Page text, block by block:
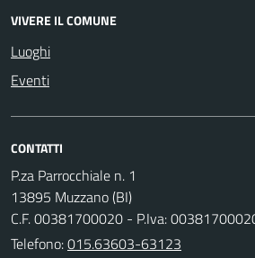
VIVERE IL COMUNE
Luoghi
Eventi
CONTATTI
P.za Parrocchiale n. 1
13895 Muzzano (BI)
C.F. 00381700020 - P.Iva:
Telefono:015.63603-63123